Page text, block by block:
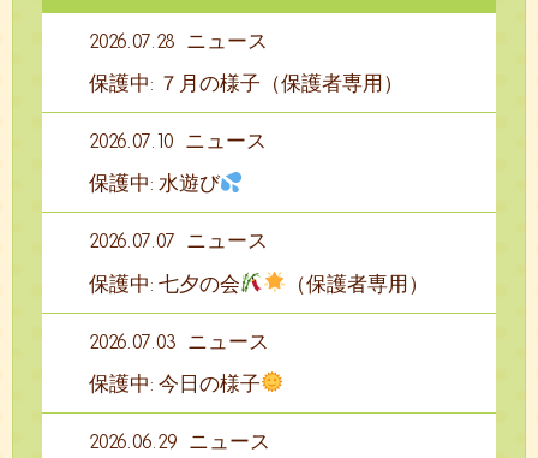
2026.07.28
ニュース
保護中: ７月の様子（保護者専用）
2026.07.10
ニュース
保護中: 水遊び
2026.07.07
ニュース
保護中: 七夕の会
（保護者専用）
2026.07.03
ニュース
保護中: 今日の様子
2026.06.29
ニュース